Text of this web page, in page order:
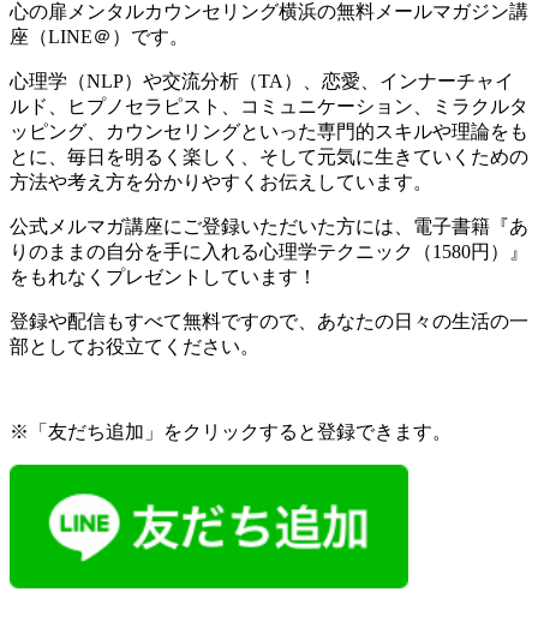
心の扉メンタルカウンセリング横浜の無料メールマガジン講
座（LINE＠）です。
心理学（NLP）や交流分析（TA）、恋愛、インナーチャイ
ルド、ヒプノセラピスト、コミュニケーション、ミラクルタ
ッピング、カウンセリングといった専門的スキルや理論をも
とに、毎日を明るく楽しく、そして元気に生きていくための
方法や考え方を分かりやすくお伝えしています。
公式メルマガ講座にご登録いただいた方には、電子書籍『あ
りのままの自分を手に入れる心理学テクニック（1580円）』
をもれなくプレゼントしています！
登録や配信もすべて無料ですので、あなたの日々の生活の一
部としてお役立てください。
※「友だち追加」をクリックすると登録できます。